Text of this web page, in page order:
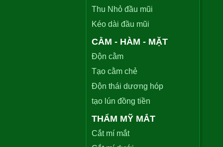
Thu Nhỏ đầu mũi
Kéo dài đầu mũi
CẰM - HÀM - MẶT
Độn cằm
Tạo cằm chẻ
Độn thái dương hóp
tạo lún đồng tiền
THẨM MỸ MẮT
Cắt mí mắt